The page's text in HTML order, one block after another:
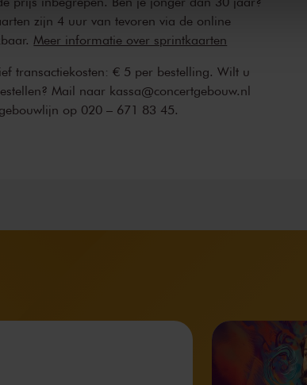
zijn 4 uur van tevoren via de online
Meer informatie over sprintkaarten
transactiekosten: € 5 per bestelling. Wilt u
Mail naar kassa@concertgebouw.nl
op 020 – 671 83 45.